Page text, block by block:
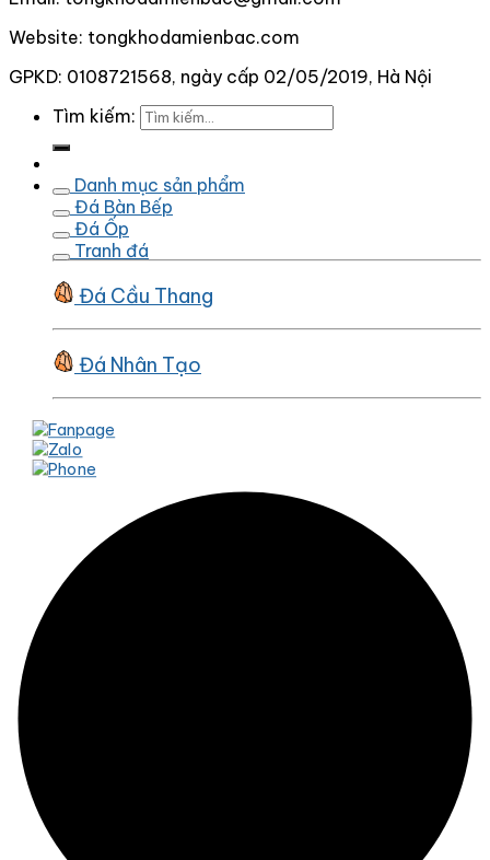
Website: tongkhodamienbac.com
GPKD: 0108721568, ngày cấp 02/05/2019, Hà Nội
Tìm kiếm:
Danh mục sản phẩm
Đá Bàn Bếp
Đá Ốp
Tranh đá
Đá Cầu Thang
Đá Nhân Tạo